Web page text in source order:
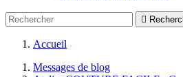

Accueil
Messages de blog